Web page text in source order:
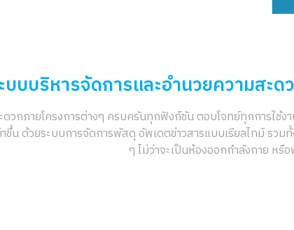
บบบริหารจัดการและอำนวยความสะ
วกภายโครงการต่างๆ ครบครันทุกฟังก์์ชัน ตอบโจทย์ทุกการใช้
น ด้วยระบบการจัดการพัสดุ อัพเดตข่าวสารแบบเรียลไทม์ รว
ๆ ไม่ว่าจะเป็นห้องออกกำลังกาย หรื